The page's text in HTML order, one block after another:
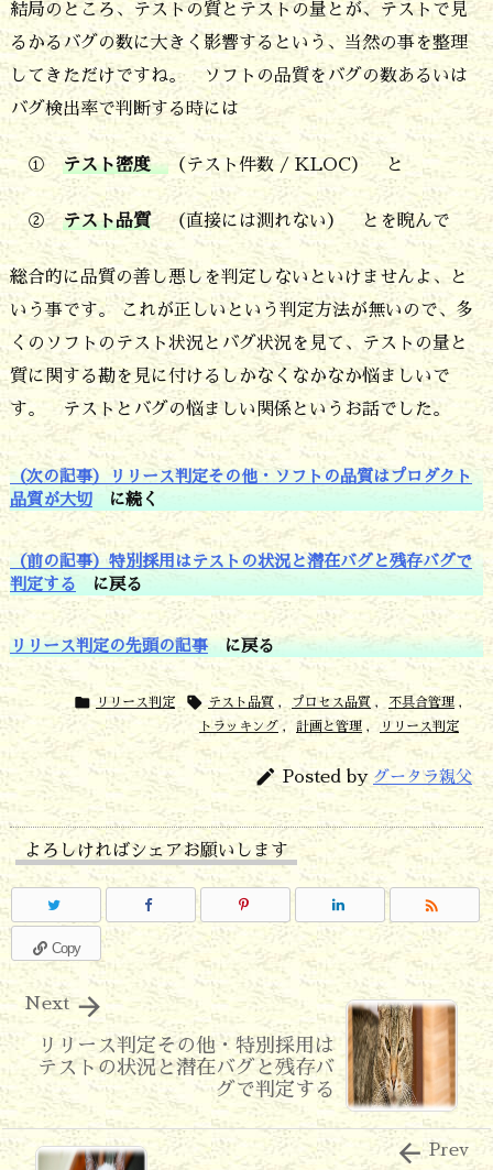
検
出
率
（バ
グ/
K
O
C)
で
測
る
の
な
ら
結局のところ、テストの質とテストの量とが、テストで見
るかるバグの数に大きく影響するという、当然の事を整理
してきただけですね。 ソフトの品質をバグの数あるいは
バグ検出率で判断する時には
① テスト密度 （テスト件数 / KLOC） と
② テスト品質（直接には測れない） とを睨んで
総合的に品質の善し悪しを判定しないといけませんよ、と
いう事です。 これが正しいという判定方法が無いので、多
くのソフトのテスト状況とバグ状況を見て、テストの量と
質に関する勘を見に付けるしかなくなかなか悩ましいで
す。 テストとバグの悩ましい関係というお話でした。
（次の記事）リリース判定その他・ソフトの品質はプロダクト
品質が大切 に続く
（前の記事）特別採用はテストの状況と潜在バグと残存バグで
判定する に戻る
リリース判定の先頭の記事に戻る
 リリース判定  テスト品質 , プロセス品質 , 不具合管理 ,
トラッキング , 計画と管理 , リリース判定
 Posted by グータラ親父
よろしければシェアお願いします

Copy
リリース判定その他・特別採用は
テストの状況と潜在バグと残存バ
グで判定する

Next
 Prev